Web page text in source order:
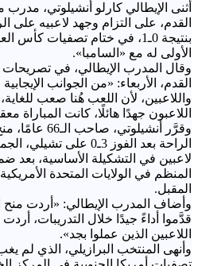
أثنى الإيطالي كارلو أنشيلوتي، مدرب
القدم، على التزام وجهد لاعبيه على
الأولى له مع «السامبا».
وقال المدرب الإيطالي، في تصريحات
القدم، الأربعاء: «من الجوانب
واللاعبين، لأن اللعب هُنا صعب
اللاعبون جهدًا هائلًا، كانت المباراة
وقرَّر
الراحة بعد الفوز 3ـ0
لاعبين في التشكيلة الأساسية، بعد
المنظم في الولايات المتحدة
المقبل.
وأضاف المدرب الإيطالي: «أردت منح
قدَّموا أداءً جيدًا خلال التدريبات،
اللاعبين الذين عملوا بجد».
وأنهى المنتخب البرازيلي، الذي لم